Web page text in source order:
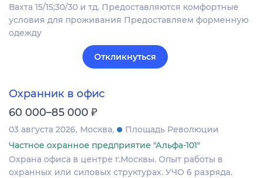
Вахта 15/15;30/30 и тд. Предоставляются комфортные
условия для проживания Предоставляем форменную
одежду
Откликнуться
Охранник в офис
60 000–85 000 ₽
03 августа 2026 Москва
Площадь Революции
Частное охранное предприятие "Альфа-101"
Охрана офиса в центре г.Москвы. Опыт работы в
охранных или силовых структурах. УЧО 6 разряда.